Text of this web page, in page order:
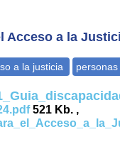
Acceso a la
521 Kb. ,